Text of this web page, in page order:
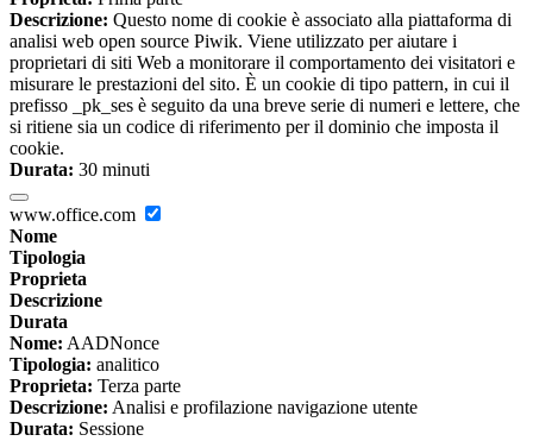
Descrizione: Questo nome di cookie è associato alla piattaforma di
analisi web open source Piwik. Viene utilizzato per aiutare i
proprietari di siti Web a monitorare il comportamento dei visitatori e
misurare le prestazioni del sito. È un cookie di tipo pattern, in cui il
prefisso _pk_ses è seguito da una breve serie di numeri e lettere, che
si ritiene sia un codice di riferimento per il dominio che imposta il
cookie.
Durata: 30 minuti
www.office.com
Nome
Tipologia
Proprieta
Descrizione
Durata
Nome: AADNonce
Tipologia: analitico
Proprieta: Terza parte
Descrizione: Analisi e profilazione navigazione utente
Durata: Sessione